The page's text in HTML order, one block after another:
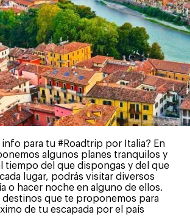
info para tu #Roadtrip por Italia? En
algunos planes tranquilos y
tiempo del que dispongas y del que
lugar, podrás visitar diversos
o hacer noche en alguno de ellos.
destinos que te proponemos para
de tu escapada por el país